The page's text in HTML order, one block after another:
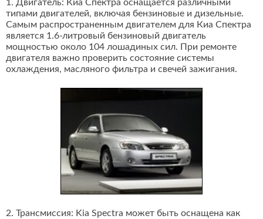
1. Двигатель: Киа Спектра оснащается различными
типами двигателей, включая бензиновые и дизельные.
Самым распространенным двигателем для Киа Спектра
является 1.6-литровый бензиновый двигатель
мощностью около 104 лошадиных сил. При ремонте
двигателя важно проверить состояние системы
охлаждения, масляного фильтра и свечей зажигания.
2. Трансмиссия: Kia Spectra может быть оснащена как